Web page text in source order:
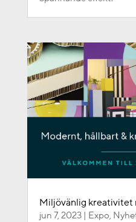
Miljövänlig kreativitet
jun 7, 2023| Expo,